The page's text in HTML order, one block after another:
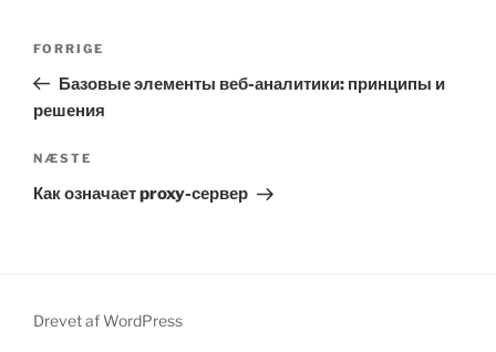
Forrige
indlæg
FORRIGE
Базовые элементы веб-аналитики: принципы и
решения
Næste
indlæg
NÆSTE
Как означает proxy-сервер
Drevet af WordPress